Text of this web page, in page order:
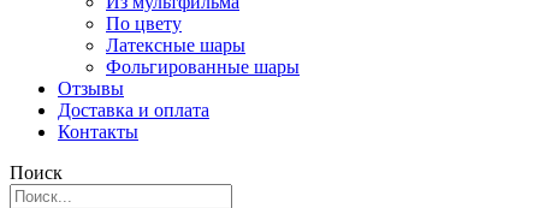
По цвету
Латексные шары
Фольгированные шары
Отзывы
Доставка и оплата
Контакты
Поиск